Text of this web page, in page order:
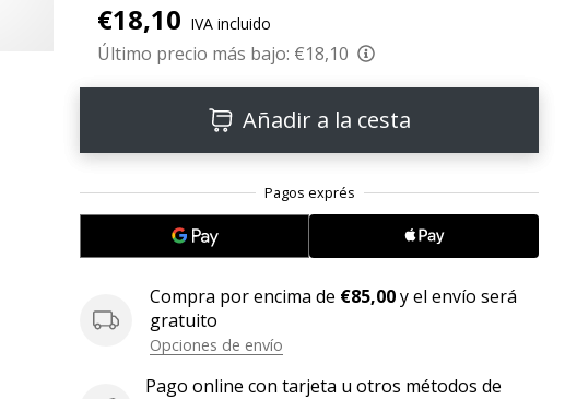
€18,10 IVA incluido
Último precio más bajo: €18,10
Añadir a la cesta
Compra por encima de €85,00y el envío será
gratuito
Opciones de envío
Pago online con tarjeta u otros métodos de